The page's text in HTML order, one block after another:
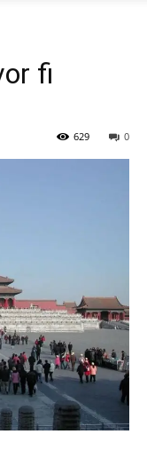
fi
0
629